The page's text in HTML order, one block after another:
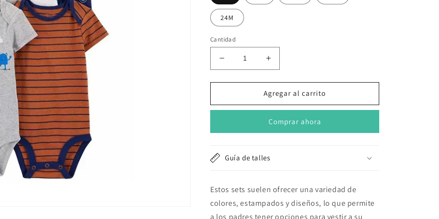
24M
Cantidad
Reducir
cantidad
para
5
corta
varón
Aumentar
cantidad
para
Set
5
manga
corta
varón
Agregar al carrito
Comprar ahora
Guía de talles
Estos sets suelen ofrecer una variedad de
colores, estampados y diseños, lo que permite
a los padres tener opciones para vestir a su